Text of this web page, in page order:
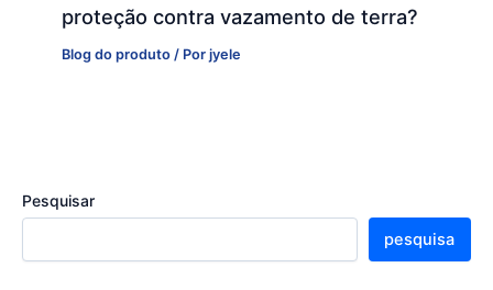
proteção contra vazamento de terra?
Blog do produto / Porjyele
Pesquisar
pesquisa